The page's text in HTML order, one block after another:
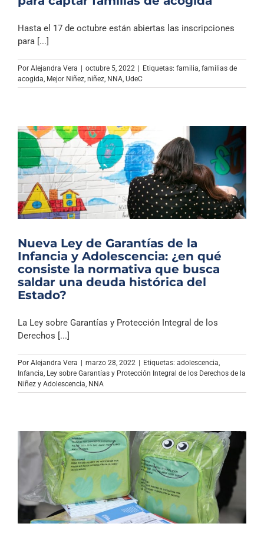
Hasta el 17 de octubre están abiertas las inscripciones
para [...]
Por Alejandra Vera | octubre 5, 2022 | Etiquetas: familia familias de
acogida Mejor Niñez niñez NNA UdeC
Nueva Ley de Garantías de la
Infancia y Adolescencia: ¿en qué
consiste la normativa que busca
saldar una deuda histórica del
Estado?
La Ley sobre Garantías y Protección Integral de los
Derechos [...]
Por Alejandra Vera | marzo 28, 2022 | Etiquetas: adolescencia
Infancia Ley sobre Garantías y Protección Integral de los Derechos de la
Niñez y Adolescencia NNA